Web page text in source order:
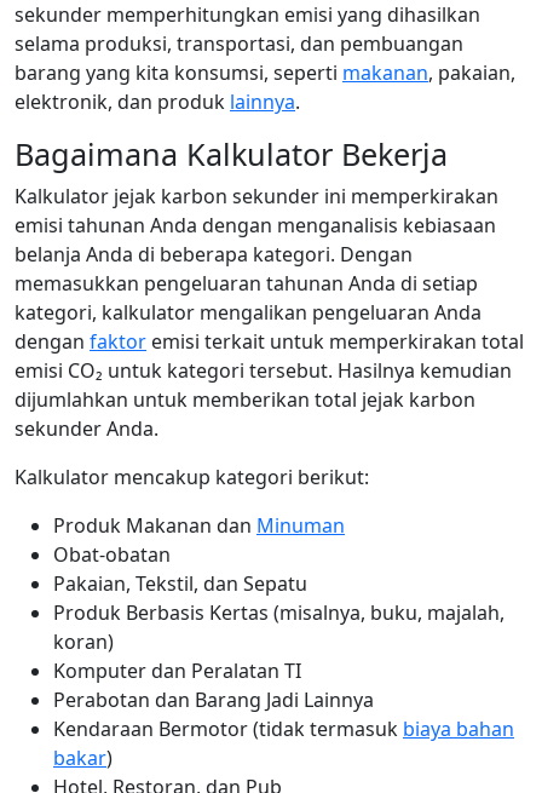
sekunder memperhitungkan emisi yang dihasilkan
selama produksi, transportasi, dan pembuangan
barang yang kita konsumsi, seperti makanan, pakaian,
elektronik, dan produk lainnya.
Bagaimana Kalkulator Bekerja
Kalkulator jejak karbon sekunder ini memperkirakan
emisi tahunan Anda dengan menganalisis kebiasaan
belanja Anda di beberapa kategori. Dengan
memasukkan pengeluaran tahunan Anda di setiap
kategori, kalkulator mengalikan pengeluaran Anda
dengan faktor emisi terkait untuk memperkirakan total
emisi CO₂ untuk kategori tersebut. Hasilnya kemudian
dijumlahkan untuk memberikan total jejak karbon
sekunder Anda.
Kalkulator mencakup kategori berikut:
Produk Makanan dan Minuman
Obat-obatan
Pakaian, Tekstil, dan Sepatu
Produk Berbasis Kertas (misalnya, buku, majalah,
koran)
Komputer dan Peralatan TI
Perabotan dan Barang Jadi Lainnya
Kendaraan Bermotor (tidak termasuk biaya bahan
bakar)
Hotel, Restoran, dan Pub